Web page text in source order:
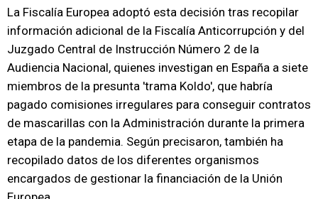
La Fiscalía Europea adoptó esta decisión tras recopilar
información adicional de la Fiscalía Anticorrupción y del
Juzgado Central de Instrucción Número 2 de la
Audiencia Nacional, quienes investigan en España a siete
miembros de la presunta 'trama Koldo', que habría
pagado comisiones irregulares para conseguir contratos
de mascarillas con la Administración durante la primera
etapa de la pandemia. Según precisaron, también ha
recopilado datos de los diferentes organismos
encargados de gestionar la financiación de la Unión